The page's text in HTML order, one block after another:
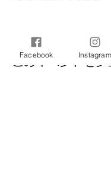
このイベントをシ
Facebook Instagram